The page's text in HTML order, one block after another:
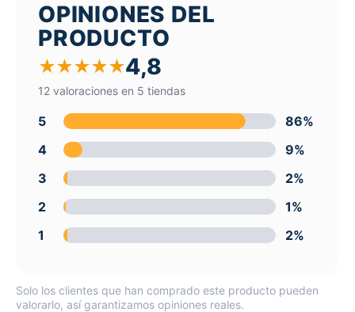
OPINIONES DEL
PRODUCTO
★★★★★4,8
12 valoraciones en 5 tiendas
5
86%
4
9%
3
2%
2
1%
1
2%
Solo los clientes que han comprado este producto pueden
valorarlo, así garantizamos opiniones reales.